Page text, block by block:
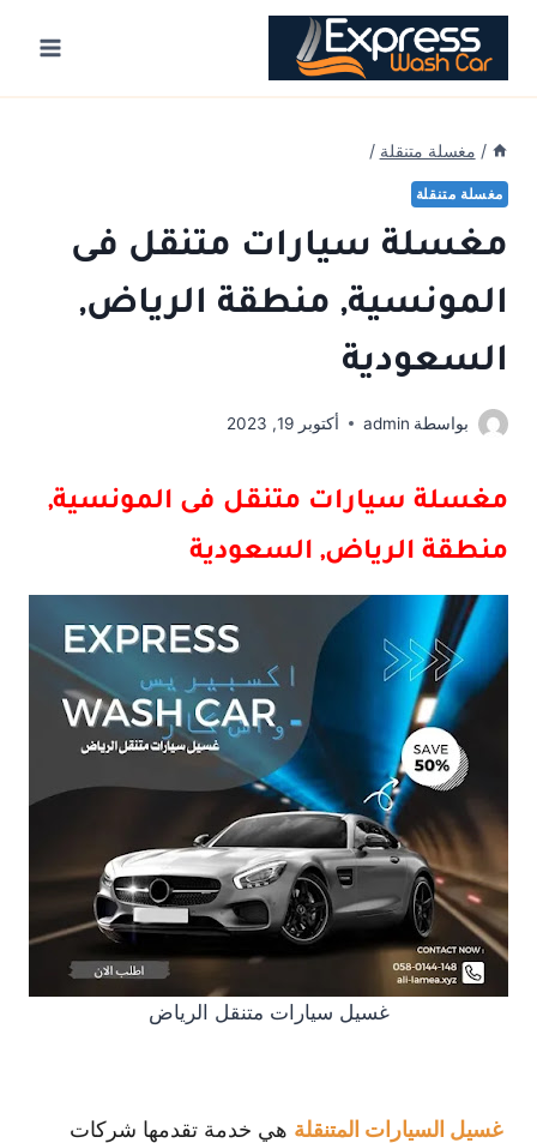
Skip
content
/ مغسلة متنقلة /
مغسلة متنقلة
مغسلة سيارات متنقل فى
المونسية, منطقة الرياض,
السعودية
بواسطة admin أكتوبر 19, 2023
مغسلة سيارات متنقل فى المونسية,
منطقة الرياض, السعودية
غسيل سيارات متنقل الرياض
غسيل السيارات المتنقلة هي خدمة تقدمها شركات